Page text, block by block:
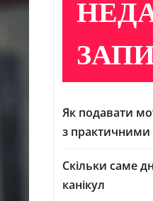
Як подавати
з практичними
Скільки саме
канікул